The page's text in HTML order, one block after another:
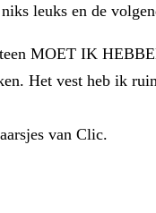
leuks en de
MOET IK
Het vest heb ik
van Clic.